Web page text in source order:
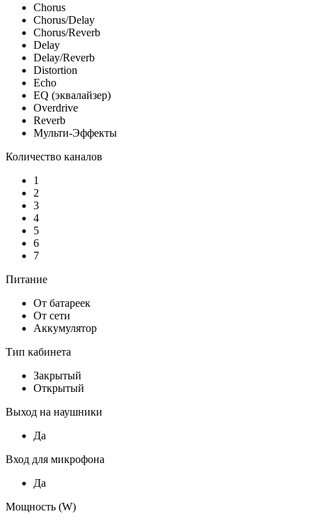
Chorus
Chorus/Delay
Chorus/Reverb
Delay
Delay/Reverb
Distortion
Echo
EQ (эквалайзер)
Overdrive
Reverb
Мульти-Эффекты
Количество каналов
1
2
3
4
5
6
7
Питание
От батареек
От сети
Аккумулятор
Тип кабинета
Закрытый
Открытый
Выход на наушники
Да
Вход для микрофона
Да
Мощность (W)